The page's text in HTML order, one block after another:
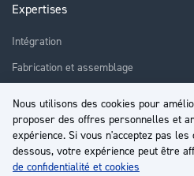
Nous utilisons des cookies pour
proposer des offres personnelles et
expérience. Si vous n'acceptez pas
dessous, votre expérience peut être
de confidentialité et cookies
Expertises
Intégration
Fabrication et assemblage
Réparation
Formation
À propos